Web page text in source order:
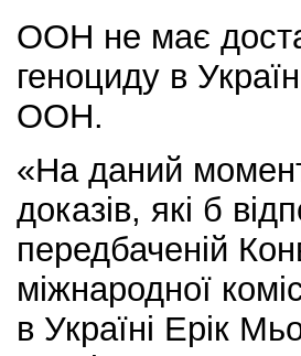
ООН не має
геноциду в
ООН.
«На даний
доказів, які б
передбаченій
міжнародної
в Україні Ерік